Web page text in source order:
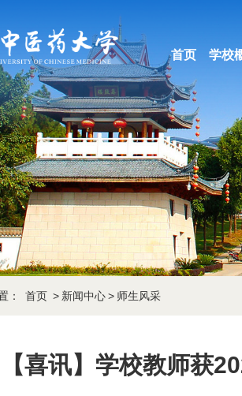
首页 学校
： 首页 > 新闻中心 > 师生风采
【喜讯】学校教师获